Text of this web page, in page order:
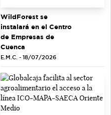
WildForest se
instalará en el Centro
de Empresas de
Cuenca
E.M.C. - 18/07/2026